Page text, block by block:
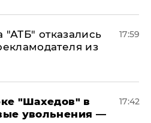
"АТБ" отказались
из
17:59
"Шахедов" в
увольнения —
17:42